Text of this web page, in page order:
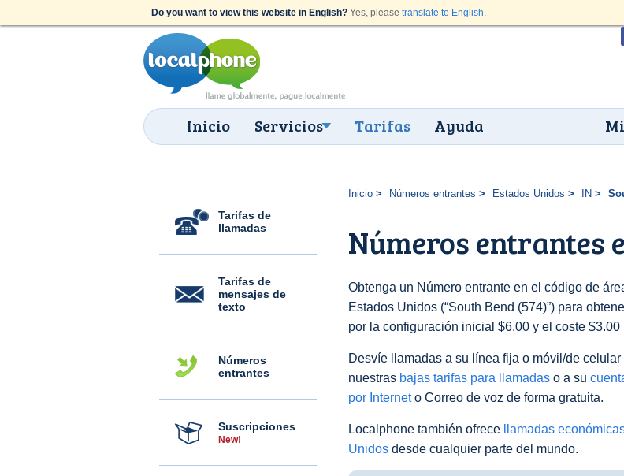
Do you want to view this website in English? Yes, please translate to English.
Inicio Servicios Tarifas Ayuda
Tarifas de
llamadas
Tarifas de
mensajes de
texto
Números
entrantes
Suscripciones
New!
Inicio Números entrantes Estados Unidos IN
Números entrantes
Obtenga un Número entrante en el código de
Estados Unidos (“South Bend (574)”) para
por la configuración inicial $6.00 y el coste $3.00
Desvíe llamadas a su línea fija o móvil/de celular
nuestras bajas tarifas para llamadas o a su
por Interneto Correo de voz de forma gratuita.
Localphone también ofrece
llamadas
Unidos desde cualquier parte del mundo.